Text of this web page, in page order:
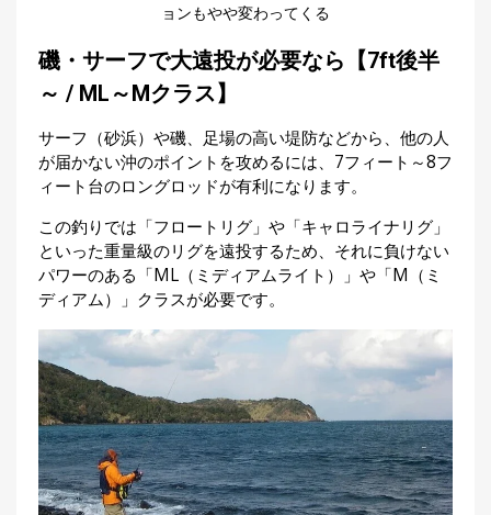
ョンもやや変わってくる
磯・サーフで大遠投が必要なら【7ft後半
～ / ML～Mクラス】
サーフ（砂浜）や磯、足場の高い堤防などから、他の人
が届かない沖のポイントを攻めるには、7フィート～8フ
ィート台のロングロッドが有利になります。
この釣りでは「フロートリグ」や「キャロライナリグ」
といった重量級のリグを遠投するため、それに負けない
パワーのある「ML（ミディアムライト）」や「M（ミ
ディアム）」クラスが必要です。